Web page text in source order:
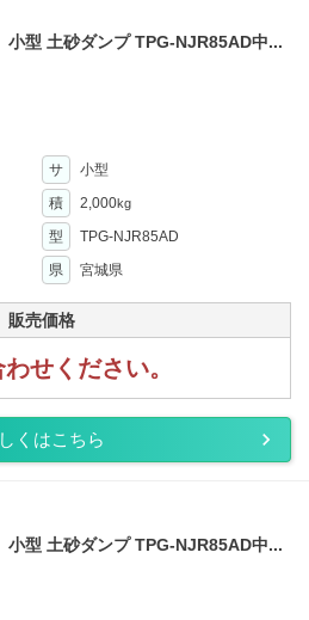
小型 土砂ダンプ TPG-NJR85AD中...
サ
小型
積 2,000kg
型
TPG-NJR85AD
県 宮城県
販売価格
せください。
くはこちら
小型 土砂ダンプ TPG-NJR85AD中...